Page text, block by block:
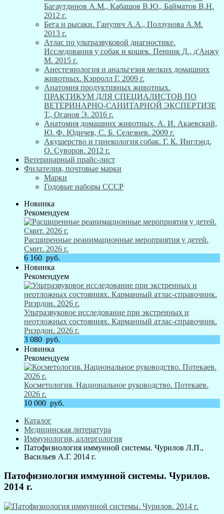
Багаутдинов А.М., Кабашов В.Ю., Байматов В.Н.
2012 г.
Бега и рысаки. Ганулич А.А., Ползунова А.М.
2013 г.
Атлас по ультразвуковой диагностике.
Исследования у собак и кошек. Пенник Д., д'Анжу
М. 2015 г.
Анестезиология и анальгезия мелких домашних
животных. Кэрролл Г. 2009 г.
Анатомия продуктивных животных.
ПРАКТИКУМ ДЛЯ СПЕЦИАЛИСТОВ ПО
ВЕТЕРИНАРНО-САНИТАРНОЙ ЭКСПЕРТИЗЕ
Т., Оганов Э. 2016 г.
Анатомия домашних животных. А. И. Акаевский,
Ю. Ф. Юдичев, С. Б. Селезнев. 2009 г.
Акушерство и гинекология собак. Г. К. Инглэнд,
О. Суворов. 2012 г.
Ветеринарный прайс-лист
Филателия, почтовые марки
Марки
Годовые наборы СССР
Новинка
Рекомендуем
Расширенные реанимационные мероприятия у детей.
Смит. 2026 г.
6 160 руб.
Новинка
Рекомендуем
Ультразвуковое исследование при экстренных и
неотложных состояниях. Карманный атлас-справочник.
Риэрдон. 2026 г.
3 080 руб.
Новинка
Рекомендуем
Косметология. Национальное руководство. Потекаев.
2026 г.
10 000 руб.
Каталог
Медицинская литература
Иммунология, аллергология
Патофизиология иммунной системы. Чурилов Л.П.,
Васильев А.Г. 2014 г.
Патофизиология иммунной системы. Чурилов.
2014 г.